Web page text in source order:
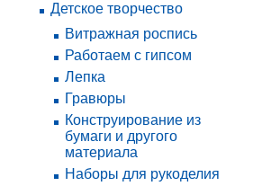
Детское творчество
Витражная роспись
Работаем с гипсом
Лепка
Гравюры
Конструирование из
бумаги и другого
материала
Наборы для рукоделия